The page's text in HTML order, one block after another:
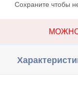
Сохраните чтобы